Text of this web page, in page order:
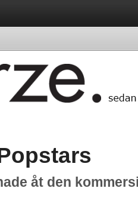
åt den